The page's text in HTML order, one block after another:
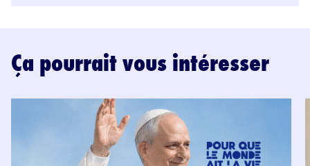
Ça pourrait vous intéresser